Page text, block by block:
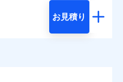
お見積り